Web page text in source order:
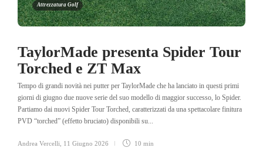
Attrezzatura Golf
TaylorMade presenta Spider Tour
Torched e ZT Max
Tempo di grandi novità nei putter per TaylorMade che ha lanciato in questi primi
giorni di giugno due nuove serie del suo modello di maggior successo, lo Spider.
Partiamo dai nuovi Spider Tour Torched, caratterizzati da una spettacolare finitura
PVD “torched” (effetto bruciato) disponibili su...
Andrea Vercelli 11 Giugno 2026 10 min